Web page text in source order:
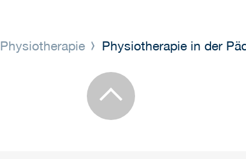
Physiotherapie Physiotherapie in der